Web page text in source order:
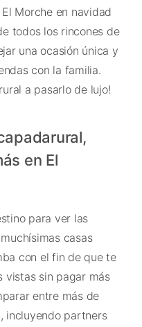
Morche en navidad
todos los rincones de
una ocasión única y
con la familia.
a pasarlo de lujo!
en El
para ver las
casas
con el fin de que te
vistas sin pagar más
entre más de
incluyendo partners